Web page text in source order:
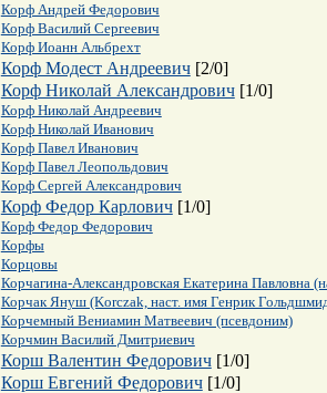
Корф Андрей Федорович
Корф Василий Сергеевич
Корф Иоанн Альбрехт
Корф Модест Андреевич[2/0]
Корф Николай Александрович[1/0]
Корф Николай Андреевич
Корф Николай Иванович
Корф Павел Иванович
Корф Павел Леопольдович
Корф Сергей Александрович
Корф Федор Карлович[1/0]
Корф Федор Федорович
Корфы
Корцовы
Корчагина-Александровская Екатерина Павловна
Корчак Януш (Korczak, наст. имя Генрик
Корчемный Вениамин Матвеевич (псевдоним)
Корчмин Василий Дмитриевич
Корш Валентин Федорович[1/0]
Корш Евгений Федорович[1/0]